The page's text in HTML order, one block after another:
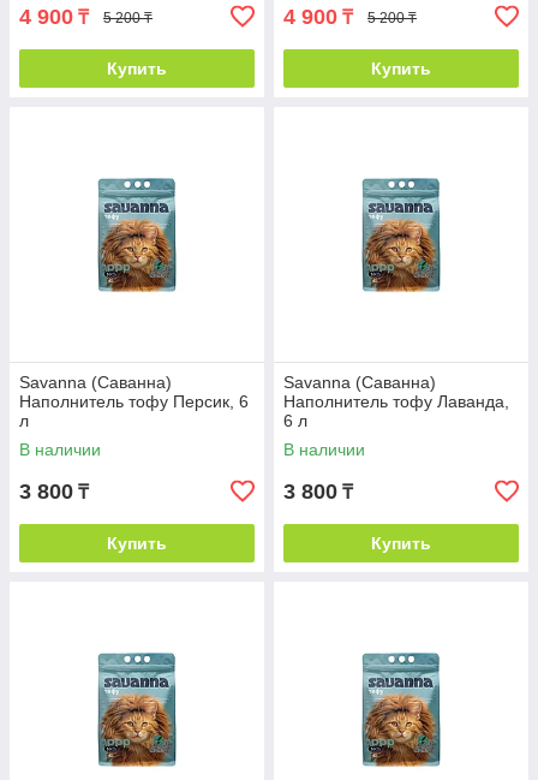
4 900 ₸ 5 200 ₸
Купить
4 900 ₸ 5 200 ₸
Купить
Savanna (Саванна)
Наполнитель тофу Персик, 6
л
В наличии
3 800 ₸
Купить
Savanna (Саванна)
Наполнитель тофу Лаванда,
6 л
В наличии
3 800 ₸
Купить